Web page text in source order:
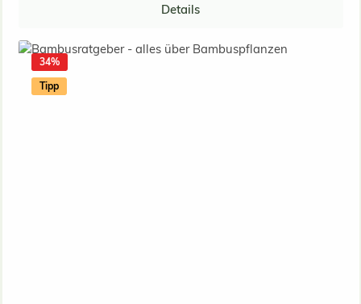
Details
34%
Tipp